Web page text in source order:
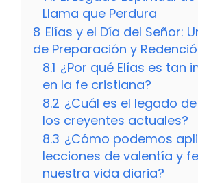
Llama que Perdura
8 Elías y el Día del Señor:
de Preparación y
8.1 ¿Por qué Elías es tan
en la fe cristiana?
8.2 ¿Cuál es el legado
los creyentes actuales?
8.3 ¿Cómo podemos
lecciones de valentía y
nuestra vida diaria?